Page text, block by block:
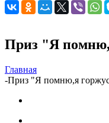
Приз "Я
Главная
-Приз "Я помню,я